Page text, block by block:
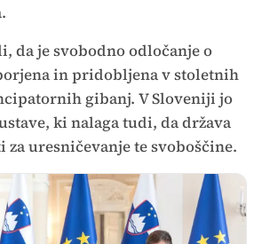
da je svobodno odločanje o
in pridobljena v stoletnih
gibanj. V Sloveniji jo
ki nalaga tudi, da država
za uresničevanje te svoboščine.